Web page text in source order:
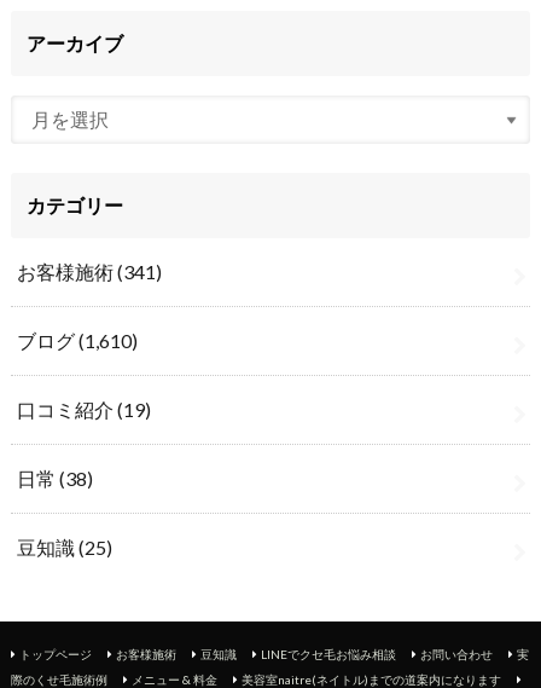
アーカイブ
カテゴリー
お客様施術(341)
ブログ(1,610)
口コミ紹介 (19)
日常 (38)
豆知識(25)
トップページ お客様施術 豆知識 LINEでクセ毛お悩み相談 お問い合わせ
実
際のくせ毛施術例
メニュー & 料金 美容室naitre(ネイトル)までの道案内になります